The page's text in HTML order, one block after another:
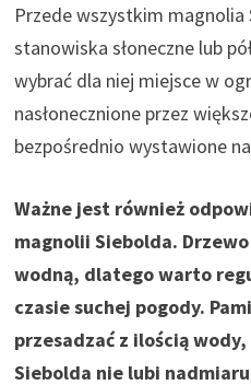
Przede wszystkim magnolia
stanowiska słoneczne lub
wybrać dla niej miejsce w
nasłonecznione przez
bezpośrednio wystawione na
Ważne jest również
magnolii Siebolda.
wodną, dlatego warto
czasie suchej pogody.
przesadzać z ilością
Siebolda nie lubi